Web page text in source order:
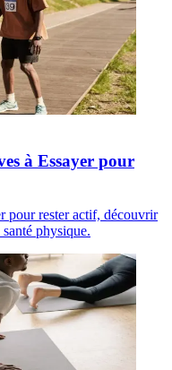
à Essayer pour
pour rester actif, découvrir
physique.